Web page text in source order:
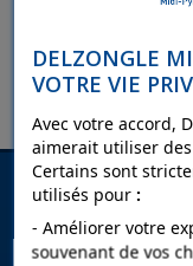
Pas de produit pour
Lettre
DELZONGLE
VOTRE VIE
Avec votre accord,
aimerait utiliser
Certains sont
utilisés pour :
- Améliorer votre
souvenant de vos